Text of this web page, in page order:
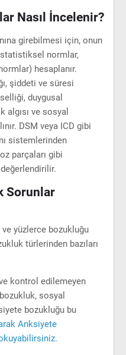
Nasıl İncelenir?
girebilmesi için, onun
normlar,
hesaplanır.
şiddeti ve süresi
duygusal
algısı ve sosyal
DSM veya ICD gibi
sistemlerinden
parçaları gibi
Sorunlar
yüzlerce bozukluğu
türlerinden bazıları
ve kontrol edilemeyen
sosyal
bozukluğu bu
Anksiyete
okuyabilirsiniz.